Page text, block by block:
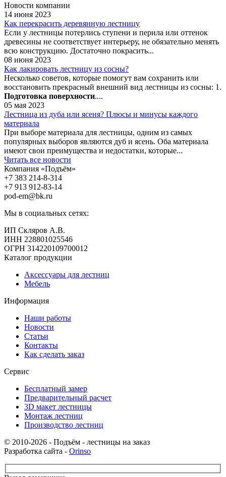
Новости компании
14 июня 2023
Как перекрасить деревянную лестницу
Если у лестницы потерлись ступени и перила или оттенок
древесины не соответствует интерьеру, не обязательно менять
всю конструкцию. Достаточно покрасить...
08 июня 2023
Как лакировать лестницу из сосны?
Несколько советов, которые помогут вам сохранить или
восстановить прекрасный внешний вид лестницы из сосны: 1.
Подготовка поверхности....
05 мая 2023
Лестница из дуба или ясеня? Плюсы и минусы каждого
материала
При выборе материала для лестницы, одним из самых
популярных выборов являются дуб и ясень. Оба материала
имеют свои преимущества и недостатки, которые...
Читать все новости
Компания «Подъём»
+7 383 214-8-314
+7 913 912-83-14
pod-em@bk.ru
Мы в социальных сетях:
ИП Скляров А.В.
ИНН 228801025546
ОГРН 314220109700012
Каталог продукции
Аксессуары для лестниц
Мебель
Информация
Наши работы
Новости
Статьи
Контакты
Как сделать заказ
Сервис
Бесплатный замер
Предварительный расчет
3D макет лестницы
Монтаж лестниц
Производство лестниц
© 2010-2026 - Подъём - лестницы на заказ
Разработка сайта - Orinso